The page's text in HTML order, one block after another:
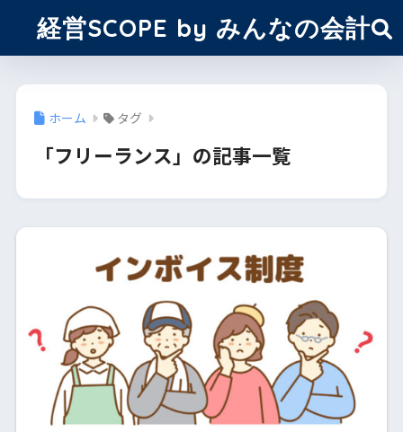
経営SCOPE by みんなの会計
ホーム タグ
「フリーランス」の記事一覧